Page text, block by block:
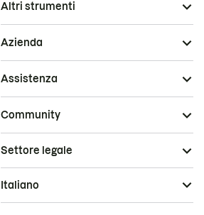
Altri strumenti
Azienda
Assistenza
Community
Settore legale
Italiano